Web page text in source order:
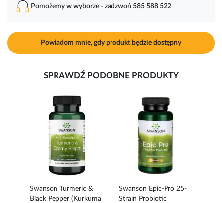
Pomożemy w wyborze - zadzwoń 585 588 522
Powiadom mnie, gdy produkt będzie dostępny
SPRAWDŹ PODOBNE PRODUKTY
Swanson Turmeric &
Black Pepper (Kurkuma
Swanson Epic-Pro 25-
Strain Probiotic